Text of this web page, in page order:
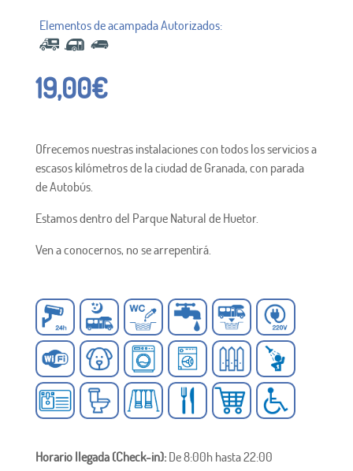
19,00€
Ofrecemos nuestras instalaciones con todos los servicios a
escasos kilómetros de la ciudad de Granada, con parada
de Autobús.
Estamos dentro del Parque Natural de Huetor.
Ven a conocernos, no se arrepentirá.
Horario llegada (Check-in): De 8:00h hasta 22:00